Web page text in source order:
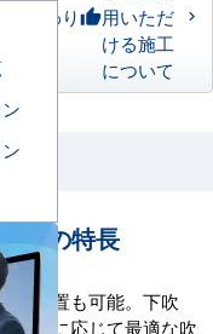
こだわりthumb_up用いただ
ける施工
について
ンの特長
井設置も可能。下吹
場所に応じて最適な吹